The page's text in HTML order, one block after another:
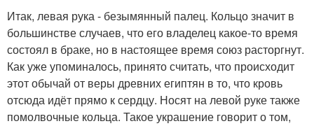
Итак, левая рука - безымянный палец. Кольцо значит в
большинстве случаев, что его владелец какое-то время
состоял в браке, но в настоящее время союз расторгнут.
Как уже упоминалось, принято считать, что происходит
этот обычай от веры древних египтян в то, что кровь
отсюда идёт прямо к сердцу. Носят на левой руке также
помолвочные кольца. Такое украшение говорит о том,